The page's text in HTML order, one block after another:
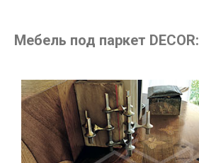
Мебель под паркет DECOR: